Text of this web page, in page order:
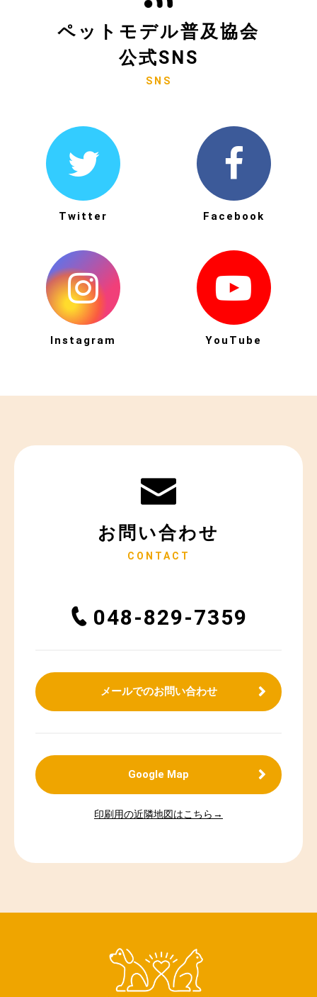
ペットモデル普及協会
公式SNS
SNS
Twitter Facebook
Instagram YouTube
お問い合わせ
CONTACT
048-829-7359
メールでのお問い合わせ
Google Map
印刷用の近隣地図はこちら→